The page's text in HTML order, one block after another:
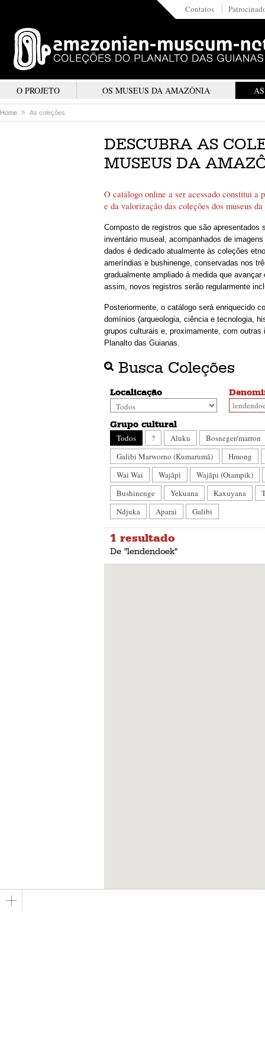
Contatos
O PROJETO OS MUSEUS DA AMAZÔNIA
Home As coleções
DESCUBRA AS
MUSEUS DA
O catálogo online a ser acessado constitui a
e da valorização das coleções dos museus
Composto de registros que são apresentados
inventário museal, acompanhados de
dados é dedicado atualmente às coleções
ameríndias e bushinenge, conservadas nos
gradualmente ampliado à medida que
assim, novos registros serão regularmente
Posteriormente, o catálogo será enriquecido
domínios (arqueologia, ciência e tecnologia,
grupos culturais e, proximamente, com
Planalto das Guianas.
Busca Coleções
Localicação
Grupo cultural
Todos
? Aluku
Bosneger/marron
Galibi Marworno (Kumarumã)
Hmong
Wai Wai
Wajãpi
Wajãpi (Oiampik)
Bushinenge
Yekuana Kaxuyana
Ndjuka
Aparai Galibi
1 resultado
De "lendendoek"